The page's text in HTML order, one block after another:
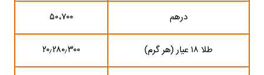
درهم ۵۰،۷۰۰
طلا ۱۸ عیار (هر گرم) ۲۰٫۲۸۰٫۳۰۰